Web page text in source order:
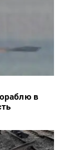
в